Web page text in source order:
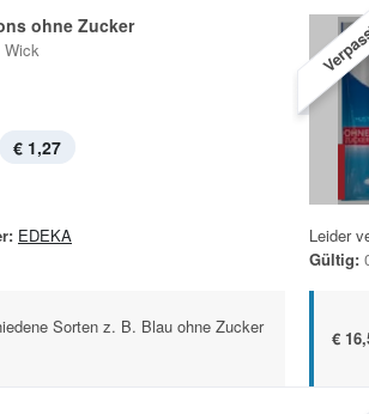
ohne Zucker
Wick
€ 1,27
EDEKA
Sorten z. B. Blau ohne Zucker
Leider
Gültig:
€